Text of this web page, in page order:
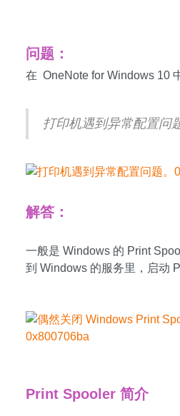
问题：
在 OneNote for Windows 10
打印机遇到异常配置问
解答：
一般是 Windows 的 Print
到 Windows 的服务里，启动
Print Spooler 简介